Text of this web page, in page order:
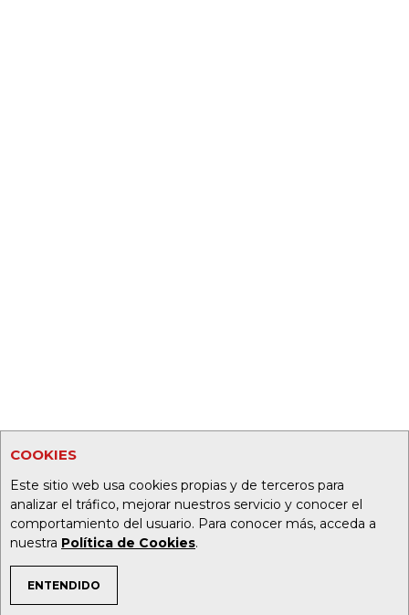
COOKIES
Este sitio web usa cookies propias y de terceros para
analizar el tráfico, mejorar nuestros servicio y conocer el
comportamiento del usuario. Para conocer más, acceda a
nuestra Política de Cookies.
ENTENDIDO
TEMAS DE INTERÉS